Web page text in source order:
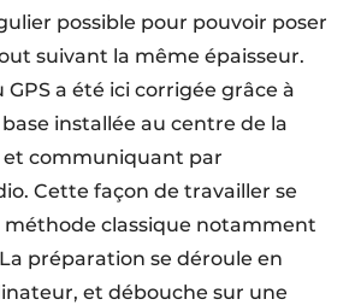
possible pour pouvoir poser
suivant la même épaisseur.
GPS a été ici corrigée grâce à
installée au centre de la
et communiquant par
Cette façon de travailler se
méthode classique notamment
préparation se déroule en
et débouche sur une